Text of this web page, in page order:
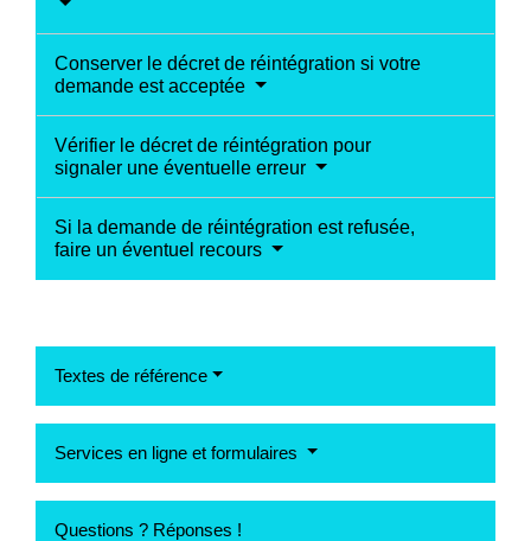
Conserver le décret de réintégration si votre
demande est acceptée
Vérifier le décret de réintégration pour
signaler une éventuelle erreur
Si la demande de réintégration est refusée,
faire un éventuel recours
Textes de référence
Services en ligne et formulaires
Questions ? Réponses !